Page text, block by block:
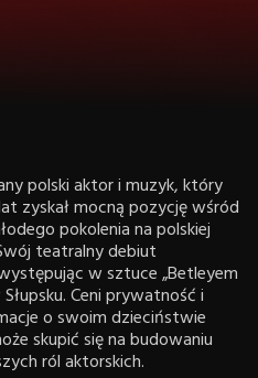
polski aktor i muzyk, który
zyskał mocną pozycję wśród
pokolenia na polskiej
teatralny debiut
w sztuce „Betleyem
Ceni prywatność i
o swoim dzieciństwie
skupić się na budowaniu
ról aktorskich.